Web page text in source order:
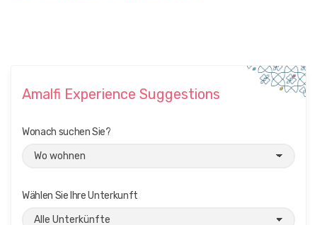
Amalfi Experience Suggestions
Wonach suchen Sie?
Wählen Sie Ihre Unterkunft